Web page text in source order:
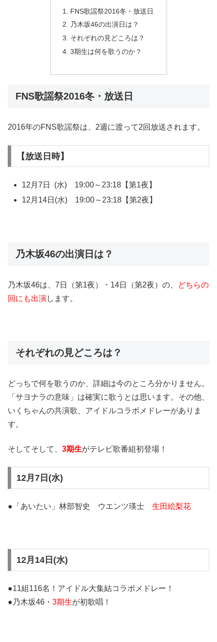
FNS歌謡祭2016冬・放送日
乃木坂46の出演日は？
それぞれの見どころは？
3期生は何を歌うのか？
FNS歌謡祭2016冬・放送日
2016年のFNS歌謡祭は、2週に渡って2回放送されます。
【放送日時】
12月7日 (水) 19:00～23:18【第1夜】
12月14日(水) 19:00～23:18【第2夜】
乃木坂46の出演日は？
乃木坂46は、7日（第1夜）・14日（第2夜）の、
どちらの
回にも出演します。
それぞれの見どころは？
どっちで何を歌うのか、詳細は今のところ分かりません。
「サヨナラの意味」は確実に歌うとは思います。その他、
いくちゃんの共演歌、アイドルコラボメドレーがありま
す。
そしてそして、 3期生がテレビ歌番組初登場！
12月7日(水)
●「あいたい」林部智史 ウエンツ瑛士 生田絵梨花
12月14日(水)
●11組116名！アイドル大集結コラボメドレー！
●乃木坂46・ 3期生が初歌唱！